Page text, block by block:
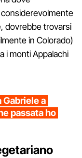
considerevolmente
dovrebbe trovarsi
in Colorado)
i monti Appalachi
a
passata ho